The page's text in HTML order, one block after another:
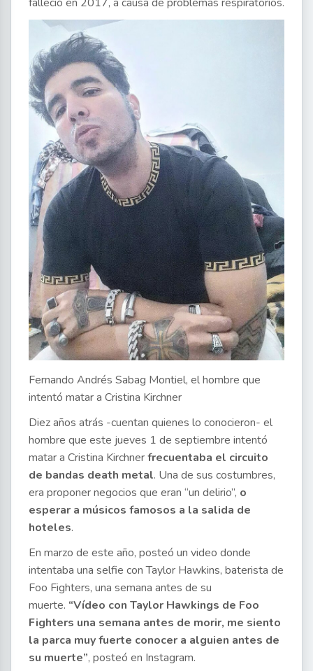
Fernando Andrés Sabag Montiel, el hombre que
intentó matar a Cristina Kirchner
Diez años atrás -cuentan quienes lo conocieron- el
hombre que este jueves 1 de septiembre intentó
matar a Cristina Kirchnerfrecuentaba el circuito
de bandas death metal. Una de sus costumbres,
era proponer negocios que eran “un delirio”, o
esperar a músicos famosos a la salida de
hoteles.
En marzo de este año, posteó un video donde
intentaba una selfie con Taylor Hawkins, baterista de
Foo Fighters, una semana antes de su
muerte. “Vídeo con Taylor Hawkings de Foo
Fighters una semana antes de morir, me siento
la parca muy fuerte conocer a alguien antes de
su muerte”, posteó en Instagram.